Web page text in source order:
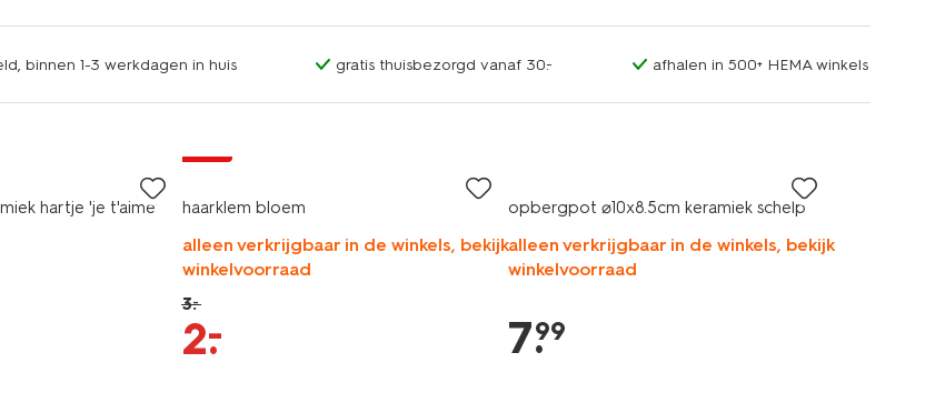
binnen 1-3 werkdagen in huis gratis thuisbezorgd vanaf 30.- afhalen in 500+ HEMA winkels
hartje 'je t'aime'
haarklem bloem
alleen verkrijgbaar in de winkels, bekijk
winkelvoorraad
3.–
2.
–
opbergpot ⌀10x8.5cm keramiek schelp
alleen verkrijgbaar in de winkels, bekijk
winkelvoorraad
7.
99